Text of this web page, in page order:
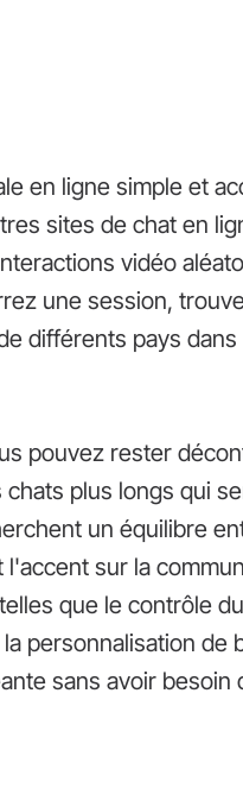
en ligne simple et
sites de chat en
vidéo
une session,
différents pays
pouvez rester
plus longs qui
un équilibre
sur la
que le contrôle
personnalisation de
sans avoir besoin